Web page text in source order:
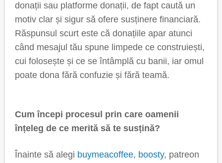
donații sau platforme donații, de fapt caută un
motiv clar și sigur să ofere susținere financiară.
Răspunsul scurt este că donațiile apar atunci
când mesajul tău spune limpede ce construiești,
cui folosește și ce se întâmplă cu banii, iar omul
poate dona fără confuzie și fără teamă.
Cum începi procesul prin care oamenii
înțeleg de ce merită să te susțină?
Înainte să alegi buymeacoffee, boosty, patreon